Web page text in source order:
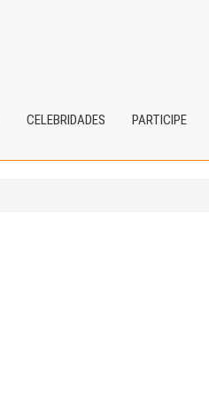
CELEBRIDADES PARTICIPE